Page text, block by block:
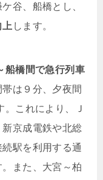
谷、船橋とし、
します。
船橋間で急行列車
は９分、夕夜間
。これにより、Ｊ
京成電鉄や北総
駅を利用する通
また、大宮～柏